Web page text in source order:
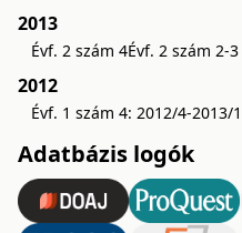
2013
Évf. 2 szám 4Évf. 2 szám 2-3
2012
Évf. 1 szám 4: 2012/4-2013/1
Adatbázis logók